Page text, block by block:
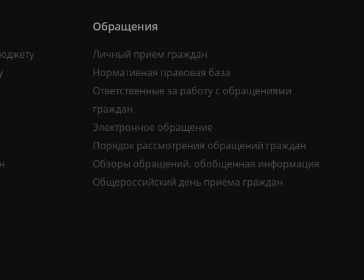
Обращения
Личный прием граждан
Нормативная правовая база
Ответственные за работу с обращениями
граждан
Электронное обращение
Порядок рассмотрения обращений граждан
Обзоры обращений, обобщенная информация
Общероссийский день приема граждан